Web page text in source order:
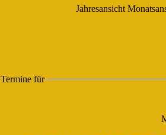
Jahresansicht
Termine für